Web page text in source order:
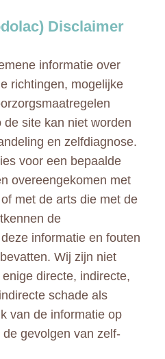
Disclaimer
informatie over
richtingen, mogelijke
de site kan niet worden
en zelfdiagnose.
voor een bepaalde
overeengekomen met
met de arts die met de
de
informatie en fouten
Wij zijn niet
directe, indirecte,
schade als
van de informatie op
gevolgen van zelf-